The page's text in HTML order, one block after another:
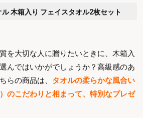
ル 木箱入り フェイスタオル2枚セット
を大切な人に贈りたいときに、木箱入
んではいかがでしょうか？高級感のあ
らの商品は、 タオルの柔らかな風合い
のこだわりと相まって、特別なプレゼ